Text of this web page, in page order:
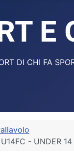
DI CHI FA
- UNDER